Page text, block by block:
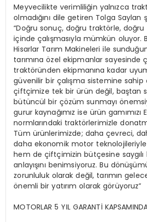
Meyvecilikte verimliliğin yalnızca
olmadığını dile getiren Tolga
“Doğru sonuç, doğru traktörle, doğru
içinde çalışmasıyla mümkün oluyor.
Hisarlar Tarım Makineleri ile
tarımına özel ekipmanlar sayesinde
traktöründen ekipmanına kadar
güvenilir bir çalışma sistemine sahip
çiftçimize tek bir ürün değil, baştan
bütüncül bir çözüm sunmayı
gurur kaynağımız ise ürün gamımızı
normlarındaki traktörlerimizle
Tüm ürünlerimizde; daha çevreci,
daha ekonomik motor
hem de çiftçimizin bütçesine
anlayışını benimsiyoruz. Bu
zorunluluk olarak değil, tarımın
önemli bir yatırım olarak görüyoruz”
MOTORLAR 5 YIL GARANTİ